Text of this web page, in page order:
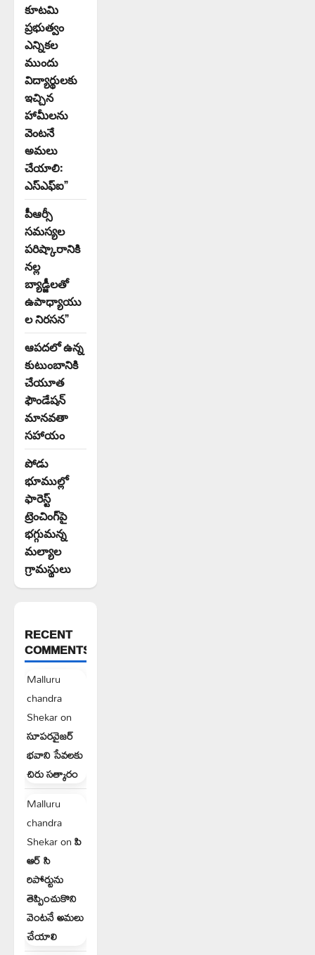
కూటమి
ప్రభుత్వం
ఎన్నికల
ముందు
విద్యార్థులకు
ఇచ్చిన
హామీలను
వెంటనే
అమలు
చేయాలి:
ఎస్ఎఫ్ఐ”
పీఆర్సీ
సమస్యల
పరిష్కారానికి
నల్ల
బ్యాడ్జీలతో
ఉపాధ్యాయు
ల నిరసన”
ఆపదలో ఉన్న
కుటుంబానికి
చేయూత
ఫౌండేషన్
మానవతా
సహాయం
పోడు
భూముల్లో
ఫారెస్ట్
ట్రెంచింగ్‌పై
భగ్గుమన్న
మల్యాల
గ్రామస్థులు
RECENT
COMMENTS
Malluru
chandra
Shekaron
సూపరవైజర్
భవాని సేవలకు
చిరు సత్కారం
Malluru
chandra
Shekaronపి
ఆర్ సి
రిపోర్టును
తెప్పించుకొని
వెంటనే అమలు
చేయాలి